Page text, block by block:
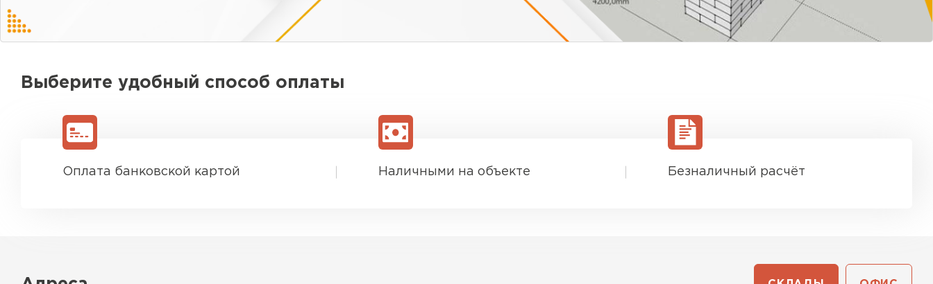
Выберите удобный способ оплаты
Оплата банковской картой Наличными на объекте Безналичный расчёт